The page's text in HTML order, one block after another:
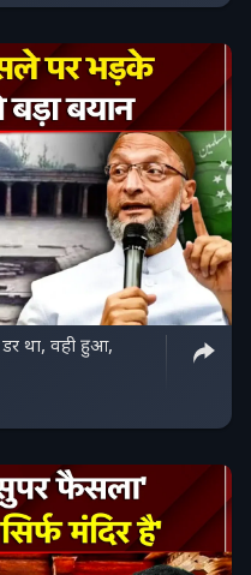
था, वही हुआ,